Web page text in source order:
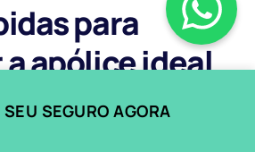
para
apólice ideal
SEGURO AGORA